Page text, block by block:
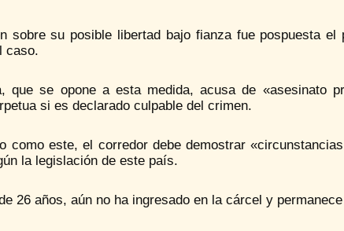
sobre su posible libertad bajo fianza fue pospuesta
caso.
que se opone a esta medida, acusa de «asesinato
si es declarado culpable del crimen.
como este, el corredor debe demostrar
la legislación de este país.
26 años, aún no ha ingresado en la cárcel y